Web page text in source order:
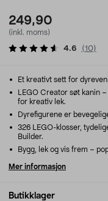
249,90
(inkl. moms)
4.6 (10)
Butikklager
Et kreativt sett for
LEGO Creator søt kanin
for kreativ lek.
Dyrefigurene er
326 LEGO-klosser,
Builder.
Bygg, lek og vis frem –
Mer informasjon